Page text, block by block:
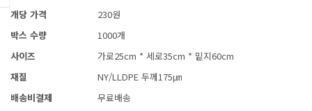
개당 가격
230원
박스 수량
1000개
사이즈
가로25cm * 세로35cm * 밑지60cm
재질
NY/LLDPE 두께175㎛
배송비결제
무료배송